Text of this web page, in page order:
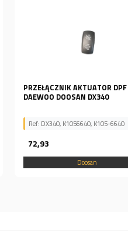
PRZEŁĄCZNIK AKTUATOR DPF
DAEWOO DOOSAN DX340
Ref: DX340, K1056640, K105-6640